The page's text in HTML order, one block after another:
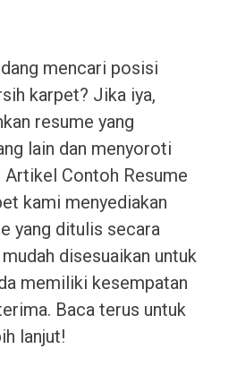
mencari posisi
karpet? Jika iya,
resume yang
lain dan menyoroti
Artikel Contoh Resume
kami menyediakan
yang ditulis secara
disesuaikan untuk
memiliki kesempatan
Baca terus untuk
lanjut!